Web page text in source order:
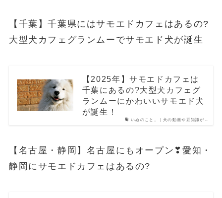
【千葉】千葉県にはサモエドカフェはあるの?
大型犬カフェグランムーでサモエド犬が誕生
いぬのこと。｜犬の動画や豆知識が…
【2025年】サモエドカフェは
千葉にあるの?大型犬カフェグ
ランムーにかわいいサモエド犬
が誕生！
【名古屋・静岡】名古屋にもオープン❣愛知・
静岡にサモエドカフェはあるの?